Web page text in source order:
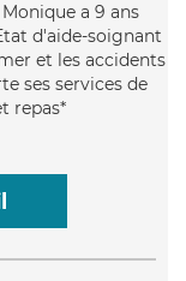
a 9 ans
d'aide-soignant
et les accidents
ses services de
repas*